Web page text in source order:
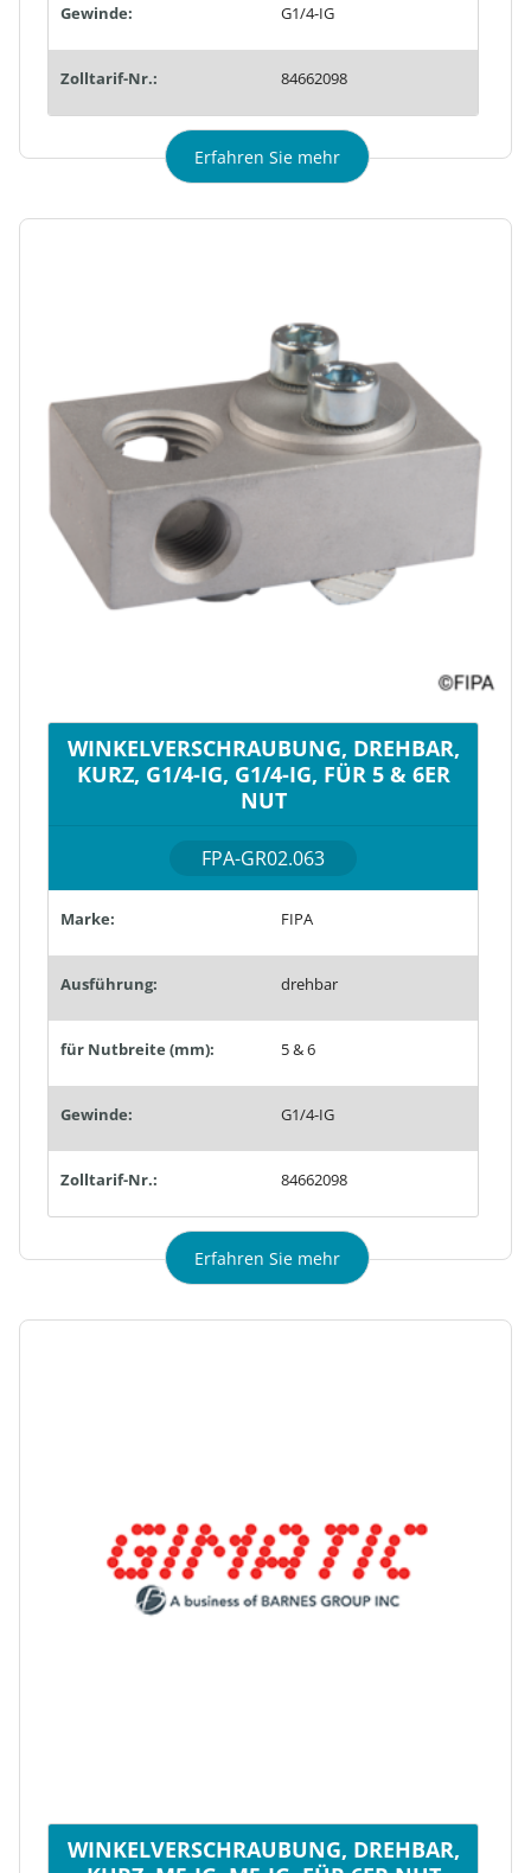
Gewinde: G1/4-IG
Zolltarif-Nr.: 84662098
Erfahren Sie mehr
WINKELVERSCHRAUBUNG, DREHBAR,
KURZ, G1/4-IG, G1/4-IG, FÜR 5 & 6ER
NUT
FPA-GR02.063
Marke: FIPA
Ausführung: drehbar
für Nutbreite (mm): 5 & 6
Gewinde: G1/4-IG
Zolltarif-Nr.: 84662098
Erfahren Sie mehr
WINKELVERSCHRAUBUNG, DREHBAR,